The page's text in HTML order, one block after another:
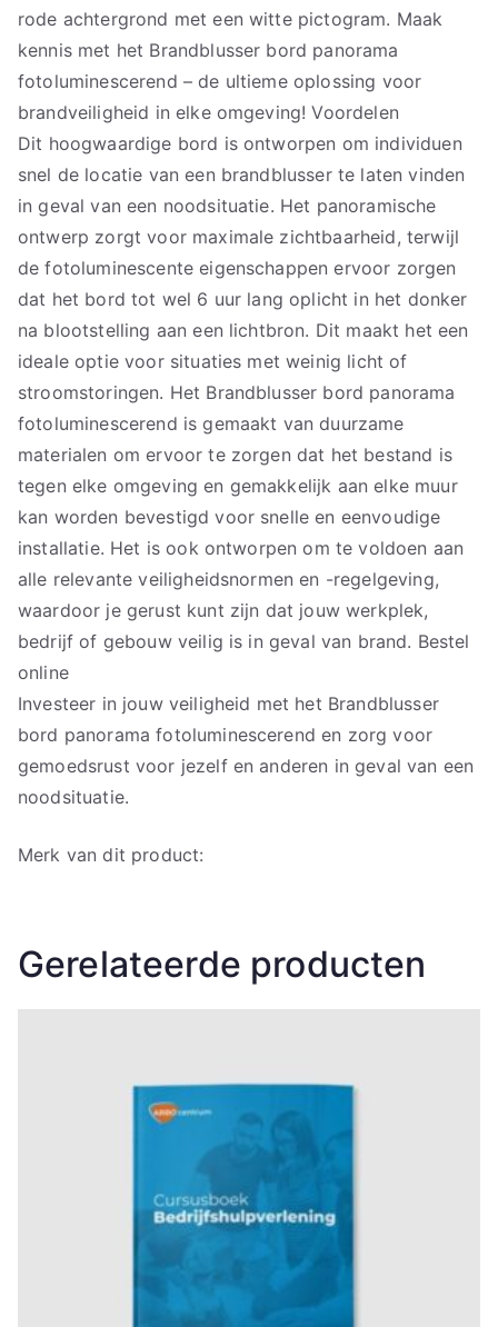
rode achtergrond met een witte pictogram. Maak
kennis met het Brandblusser bord panorama
fotoluminescerend – de ultieme oplossing voor
brandveiligheid in elke omgeving! Voordelen
Dit hoogwaardige bord is ontworpen om individuen
snel de locatie van een brandblusser te laten vinden
in geval van een noodsituatie. Het panoramische
ontwerp zorgt voor maximale zichtbaarheid, terwijl
de fotoluminescente eigenschappen ervoor zorgen
dat het bord tot wel 6 uur lang oplicht in het donker
na blootstelling aan een lichtbron. Dit maakt het een
ideale optie voor situaties met weinig licht of
stroomstoringen. Het Brandblusser bord panorama
fotoluminescerend is gemaakt van duurzame
materialen om ervoor te zorgen dat het bestand is
tegen elke omgeving en gemakkelijk aan elke muur
kan worden bevestigd voor snelle en eenvoudige
installatie. Het is ook ontworpen om te voldoen aan
alle relevante veiligheidsnormen en -regelgeving,
waardoor je gerust kunt zijn dat jouw werkplek,
bedrijf of gebouw veilig is in geval van brand. Bestel
online
Investeer in jouw veiligheid met het Brandblusser
bord panorama fotoluminescerend en zorg voor
gemoedsrust voor jezelf en anderen in geval van een
noodsituatie.
Merk van dit product:
Gerelateerde producten